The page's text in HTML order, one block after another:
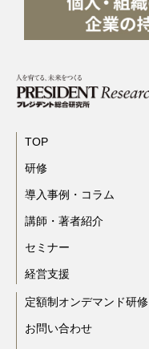
TOP
研修
導入事例・コラム
講師・著者紹介
セミナー
経営支援
定額制オンデマンド研修
お問い合わせ